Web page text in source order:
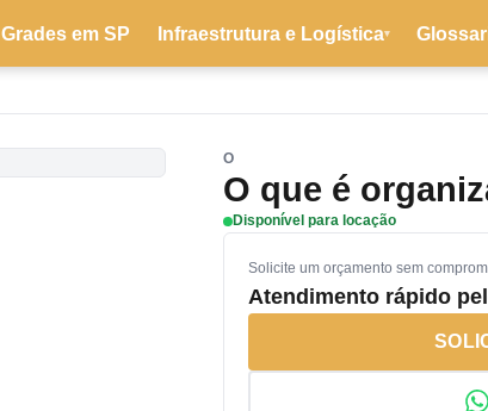
Grades em SP Infraestrutura e Logística▾
O
O que é
Disponível para locação
Solicite um orçamento sem
Atendimento rápido